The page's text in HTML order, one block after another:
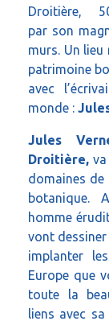
Droitière,
par son
murs. Un
patrimoine
avec
monde :
Jules
Droitière,
domaines de
botanique.
homme
vont
implanter
Europe que
toute la
liens avec